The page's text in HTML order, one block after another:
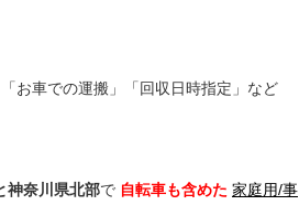
お車での運搬」「回収日時指定」など
神奈川県北部で 自転車も含めた 家庭用/事